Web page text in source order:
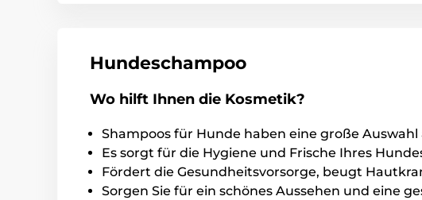
Hundeschampoo
Wo hilft Ihnen die Kosmetik?
Shampoos für Hunde haben eine große
Es sorgt für die Hygiene und Frische Ihres
Fördert die Gesundheitsvorsorge, beugt
Sorgen Sie für ein schönes Aussehen und eine